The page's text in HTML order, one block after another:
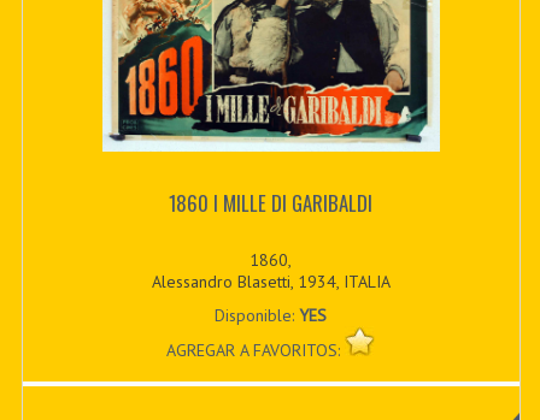
1860 I MILLE DI GARIBALDI
1860,
Alessandro Blasetti, 1934, ITALIA
Disponible:YES
AGREGAR A FAVORITOS: